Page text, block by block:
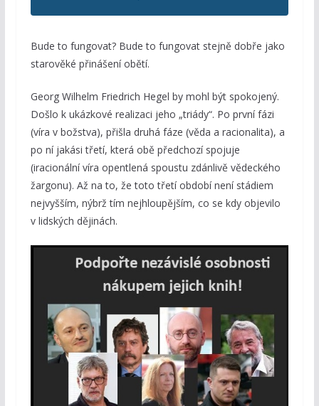
Bude to fungovat? Bude to fungovat stejně dobře jako
starověké přinášení obětí.
Georg Wilhelm Friedrich Hegel by mohl být spokojený.
Došlo k ukázkové realizaci jeho „triády“. Po první fázi
(víra v božstva), přišla druhá fáze (věda a racionalita), a
po ní jakási třetí, která obě předchozí spojuje
(iracionální víra opentlená spoustu zdánlivě vědeckého
žargonu). Až na to, že toto třetí období není stádiem
nejvyšším, nýbrž tím nejhloupějším, co se kdy objevilo
v lidských dějinách.